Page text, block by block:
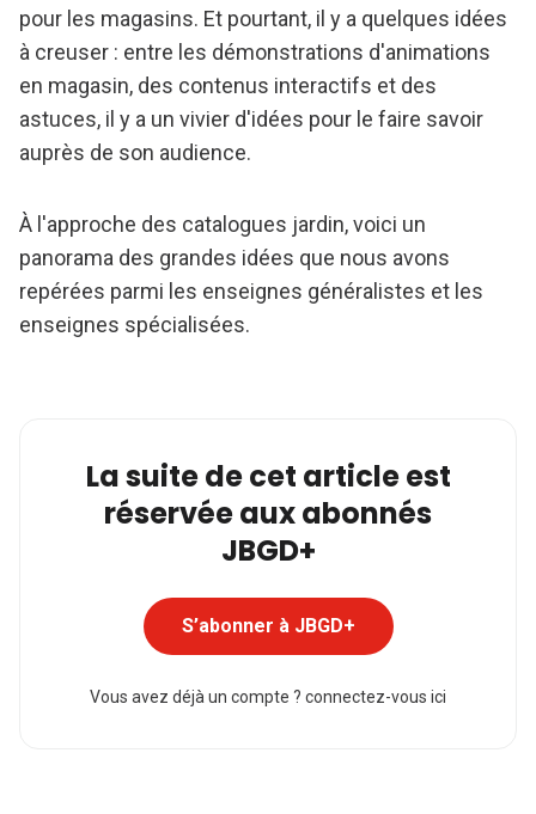
pour les magasins. Et pourtant, il y a quelques idées
à creuser : entre les démonstrations d'animations
en magasin, des contenus interactifs et des
astuces, il y a un vivier d'idées pour le faire savoir
auprès de son audience.
À l'approche des catalogues jardin, voici un
panorama des grandes idées que nous avons
repérées parmi les enseignes généralistes et les
enseignes spécialisées.
La suite de cet article est
réservée aux abonnés
JBGD+
S’abonner à JBGD+
Vous avez déjà un compte ? connectez-vous ici